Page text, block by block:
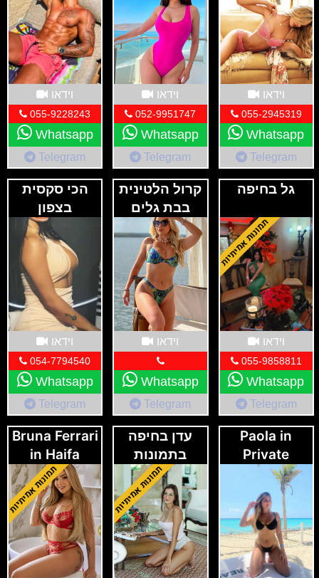
וידאו
055-2945319
Whatsapp
Telegram
וידאו
052-9951747
Whatsapp
Telegram
וידאו
055-9228243
Whatsapp
Telegram
גל בחיפה
וידאו
055-9858811
Whatsapp
Telegram
קרול הלטינית
בבת גלים
וידאו
Whatsapp
Telegram
הכי סקסית
בצפון
וידאו
054-7794540
Whatsapp
Telegram
Paola in
Private
Apartament-
Haifa
עדן בחיפה
בתמונות
אמיתיות
Bruna Ferrari
in Haifa